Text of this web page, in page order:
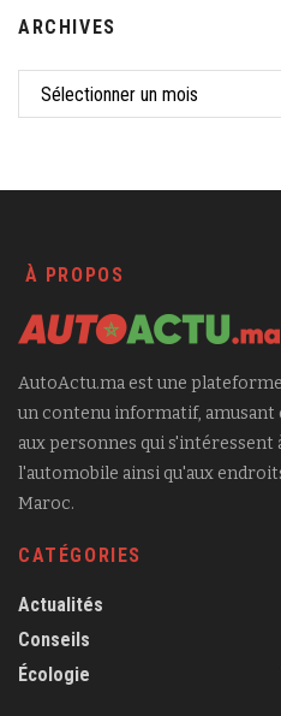
ARCHIVES
À PROPOS
AutoActu.ma est une
un contenu informatif, amusant
aux personnes qui s'intéressent
l'automobile ainsi qu'aux
Maroc.
CATÉGORIES
Actualités
Conseils
Écologie